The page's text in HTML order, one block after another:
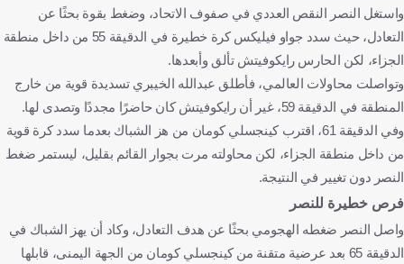
واستغل النصر النقص العددي في صفوف الاتحاد، وضغط بقوة بحثًا عن
التعادل، حيث سدد جواو فيليكس كرة خطيرة في الدقيقة 55 من داخل منطقة
الجزاء، لكن الحارس رايكوفيتش تألق وأبعدها.
وتواصلت محاولات العالمي، فأطلق عبدالله الخيبري تسديدة قوية من خارج
المنطقة في الدقيقة 59، غير أن رايكوفيتش كان حاضرًا مجددًا وتصدى لها.
وفي الدقيقة 61، اقترب كينجسلي كومان من هز الشباك بعدما سدد كرة قوية
من داخل منطقة الجزاء، لكن محاولته مرت بجوار القائم بقليل، ليستمر ضغط
النصر دون تغيير في النتيجة.
فرص خطيرة للنصر
واصل النصر ضغطه الهجومي بحثًا عن هدف التعادل، وكاد أن يهز الشباك في
الدقيقة 65 بعد عرضية متقنة من كينجسلي كومان من الجهة اليمنى، قابلها